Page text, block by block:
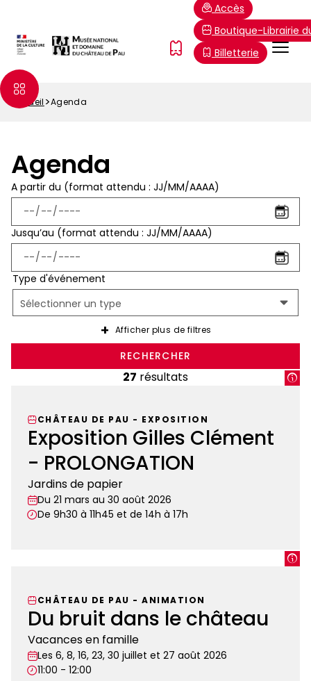
contenu
principal
Menu
FR
Accès
Boutique-Librairie
Billetterie
Fil
Accueil Agenda
Agenda
Événements
mis
en
avant
A partir du (format attendu : JJ/MM/AAAA)
Jusqu’au (format attendu : JJ/MM/AAAA)
Type d'événement
Type
d'événement
Sélectionner un type
Afficher plus de filtres
RECHERCHER
27 résultats
Exposition Gilles Clément
- PROLONGATION
Jardins de papier
Du 21 mars au 30 août 2026
De 9h30 à 11h45 et de 14h à 17h
CHÂTEAU DE PAU - EXPOSITION
PROLONGATION
Du bruit dans le château
Vacances en famille
Les 6, 8, 16, 23, 30 juillet et 27 août 2026
11:00 - 12:00
CHÂTEAU DE PAU - ANIMATION